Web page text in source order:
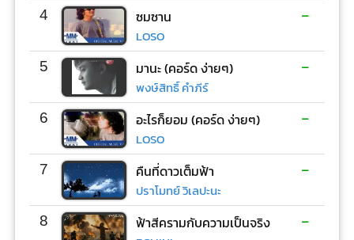
4 ซมซาน
LOSO
-
5 มานะ (คอร์ด ง่ายๆ)
พงษ์สิทธิ์ คำภีร์
-
6 อะไรก็ยอม (คอร์ด ง่ายๆ)
LOSO
-
7 คืนที่ดาวเต็มฟ้า
ปราโมทย์ วิเลปะนะ
-
8 ฟ้าสีครามกับความเป็นจริง -